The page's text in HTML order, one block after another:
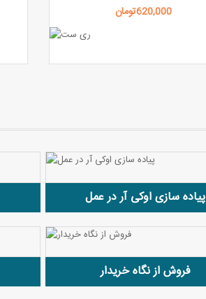
620,000تومان
پیاده سازی اوکی آر در عمل
فروش از نگاه خریدار